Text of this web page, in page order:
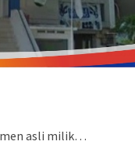
asli milik…